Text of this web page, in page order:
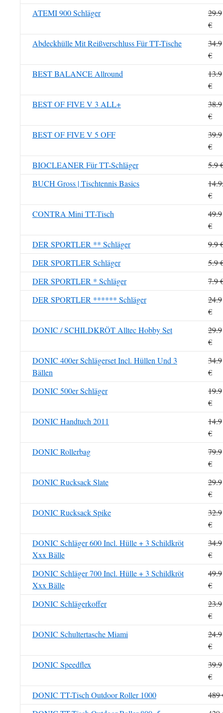
ATEMI 900 Schläger
29.9
€
Abdeckhülle Mit Reißverschluss Für TT-Tische
34.9
€
BEST BALANCE Allround
13.9
€
BEST OF FIVE V 3 ALL+
38.9
€
BEST OF FIVE V 5 OFF
39.9
€
BIOCLEANER Für TT-Schläger
5.9
BUCH Gross | Tischtennis Basics
€
CONTRA Mini TT-Tisch
49.9
€
DER SPORTLER ** Schläger
9.9
DER SPORTLER Schläger
5.9
DER SPORTLER * Schläger
7.9
DER SPORTLER ****** Schläger
24.9
€
DONIC / SCHILDKRÖT Alltec Hobby Set
29.9
€
DONIC 400er Schlägerset Incl. Hüllen Und 3
Bällen
34.9
€
DONIC 500er Schläger
19.9
€
DONIC Handtuch 2011
14.9
€
DONIC Rollerbag
79.9
€
DONIC Rucksack Slate
29.9
€
DONIC Rucksack Spike
32.9
€
DONIC Schläger 600 Incl. Hülle + 3 Schildkröt
Xxx Bälle
34.9
€
DONIC Schläger 700 Incl. Hülle + 3 Schildkröt
Xxx Bälle
49.9
€
DONIC Schlägerkoffer
23.9
€
DONIC Schultertasche Miami
24.9
€
DONIC Speedflex
39.9
€
DONIC TT-Tisch Outdoor Roller 1000
489